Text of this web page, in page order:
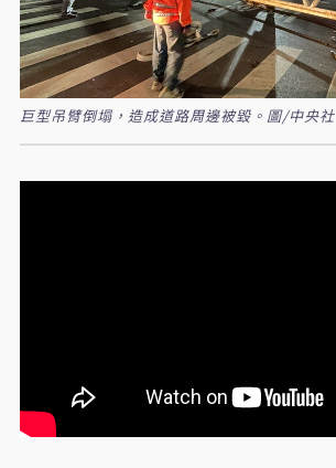
巨型吊臂倒塌，造成道路周邊被毀。圖/中央社